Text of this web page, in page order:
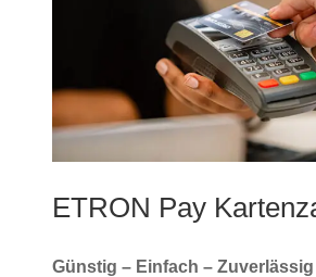
ETRON Pay
Günstig – Einfach – Zuverlässig